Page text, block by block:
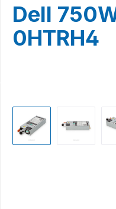
Dell
0HTRH4
Bildergalerie